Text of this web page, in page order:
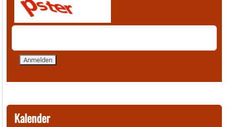
Kalender